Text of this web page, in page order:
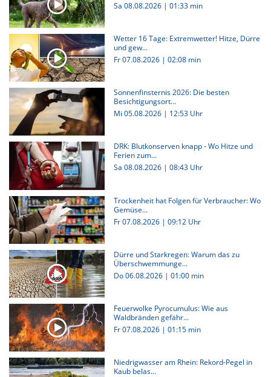
Sa 08.08.2026 |01:33 min
Wetter 16 Tage: Extremwetter! Hitze, Dürre
und gew...
Fr 07.08.2026 |02:08 min
Sonnenfinsternis 2026: Die besten
Besichtigungsort...
Mi 05.08.2026 | 12:53 Uhr
DRK: Blutkonserven knapp - Wo Hitze und
Ferien zum...
Sa 08.08.2026 | 08:43 Uhr
Trockenheit hat Folgen für Verbraucher: Wo
Gemüse...
Fr 07.08.2026 | 09:12 Uhr
Dürre und Starkregen: Warum das zu
Überschwemmunge...
Do 06.08.2026 |01:00 min
Feuerwolke Pyrocumulus: Wie aus
Waldbränden gefähr...
Fr 07.08.2026 |01:15 min
Niedrigwasser am Rhein: Rekord-Pegel in
Kaub belas...